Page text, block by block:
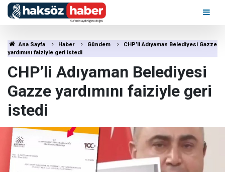
Ana Sayfa Haber Gündem
CHP’li Adıyaman Belediyesi Gazze
yardımını faiziyle geri istedi
CHP’li Adıyaman Belediyesi
Gazze yardımını faiziyle geri
istedi